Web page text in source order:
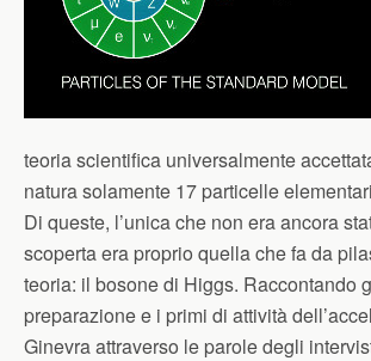
teoria scientifica universalmente
natura solamente 17 particelle
Di queste, l’unica che non era ancora
scoperta era proprio quella che fa da
teoria: il bosone di Higgs. Raccontando
preparazione e i primi di attività
Ginevra attraverso le parole degli